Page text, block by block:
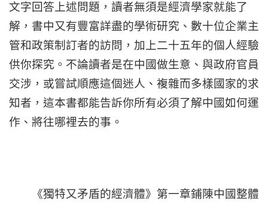
文字回答上述問題，讀者無須是經濟學家就能了
解，書中又有豐富詳盡的學術研究、數十位企業主
管和政策制訂者的訪問，加上二十五年的個人經驗
供你探究。不論讀者是在中國做生意、與政府官員
交涉，或嘗試順應這個迷人、複雜而多樣國家的求
知者，這本書都能告訴你所有必須了解中國如何運
作、將往哪裡去的事。
《獨特又矛盾的經濟體》第一章鋪陳中國整體